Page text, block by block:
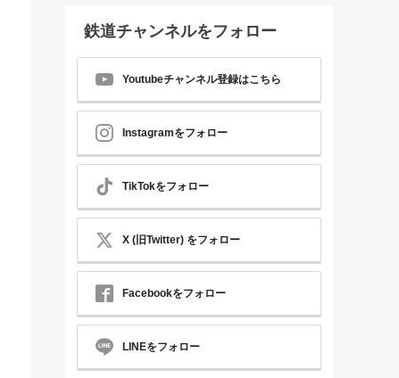
鉄道チャンネルをフォロー
Youtubeチャンネル登録はこちら
Instagramをフォロー
TikTokをフォロー
X (旧Twitter) をフォロー
Facebookをフォロー
LINEをフォロー